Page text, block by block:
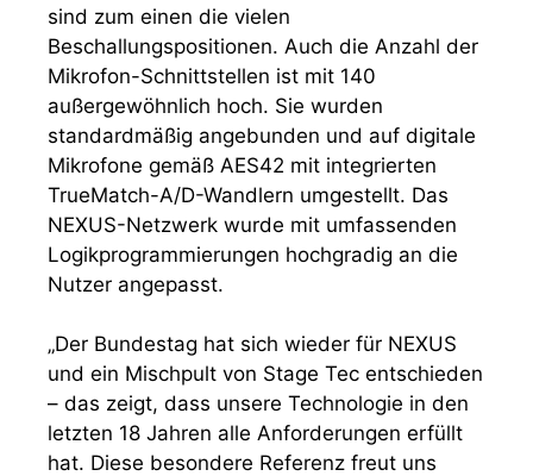
sind zum einen die vielen
Beschallungspositionen. Auch die Anzahl der
Mikrofon-Schnittstellen ist mit 140
außergewöhnlich hoch. Sie wurden
standardmäßig angebunden und auf digitale
Mikrofone gemäß AES42 mit integrierten
TrueMatch-A/D-Wandlern umgestellt. Das
NEXUS-Netzwerk wurde mit umfassenden
Logikprogrammierungen hochgradig an die
Nutzer angepasst.
„Der Bundestag hat sich wieder für NEXUS
und ein Mischpult von Stage Tec entschieden
– das zeigt, dass unsere Technologie in den
letzten 18 Jahren alle Anforderungen erfüllt
hat. Diese besondere Referenz freut uns